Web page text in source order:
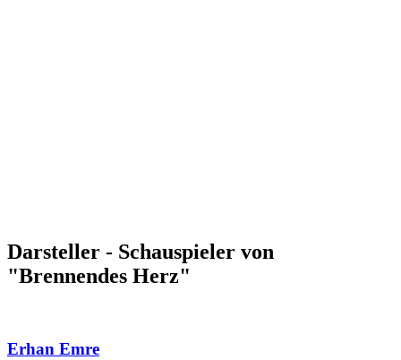
Darsteller - Schauspieler von
"Brennendes Herz"
Erhan Emre